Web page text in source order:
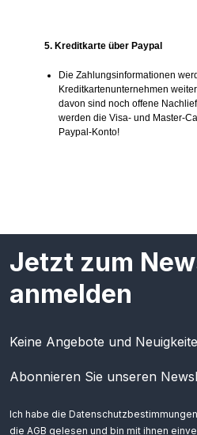
5. Kreditkarte über Paypal
Die Zahlungsinformationen
Kreditkartenunternehmen
davon sind noch offene
werden die Visa- und Master-
Paypal-Konto!
Jetzt zum
anmelden
Keine Angebote und
Abonnieren Sie unseren
Ich habe die Datenschutzbestimmungen
die AGB gelesen und bin mit ihnen